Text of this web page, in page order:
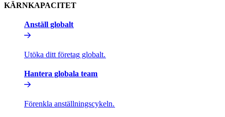
KÄRNKAPACITET​​
Anställ globalt​​
Utöka ditt företag globalt.​​
Hantera globala team​​
Förenkla anställningscykeln.​​